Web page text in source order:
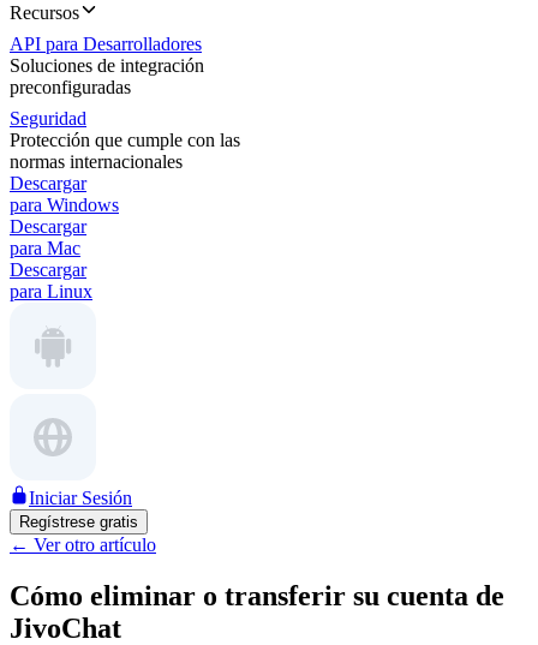
Recursos
API para Desarrolladores
Soluciones de integración
preconfiguradas
Seguridad
Protección que cumple con las
normas internacionales
Descargar
para Windows
Descargar
para Mac
Descargar
para Linux
Iniciar Sesión
Regístrese gratis
← Ver otro artículo
Cómo eliminar o transferir su cuenta de
JivoChat